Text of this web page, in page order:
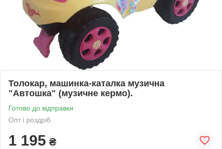
Толокар, машинка-каталка музична
"Автошка" (музичне кермо).
Готово до відправки
Опт і роздріб
1 195 ₴